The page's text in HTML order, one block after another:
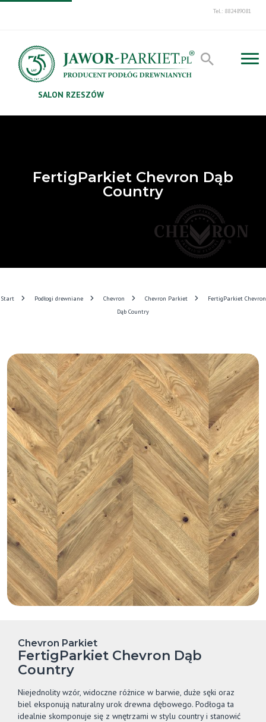
Tel.: 882489081
SALON RZESZÓW
FertigParkiet Chevron Dąb
Country
Start Podłogi drewniane Chevron Chevron Parkiet
FertigParkiet Chevron
Dąb Country
Chevron Parkiet
FertigParkiet Chevron Dąb
Country
Niejednolity wzór, widoczne różnice w barwie, duże sęki oraz
biel eksponują naturalny urok drewna dębowego. Podłoga ta
idealnie skomponuje się z wnętrzami w stylu country i stanowić